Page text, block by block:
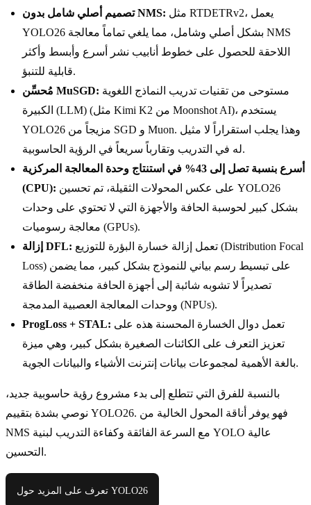
تصميم أصلي شامل بدون NMS:
YOLO26 بشكل أصلي وشامل، مما يلغي تماماً معالجة NMS
اللاحقة للحصول على خطوط أنابيب نشر أسرع وأبسط وأكثر
قابلية للتنبؤ.
مُحسِّن MuSGD:
الكبيرة (LLM) (مثل Kimi K2 من Moonshot AI)، يستخدم
YOLO26 مزيجاً من SGD و Muon. وهذا يجلب استقراراً لا مثيل
له في التدريب وتقارباً سريعاً في الرؤية الحاسوبية.
أسرع بنسبة تصل إلى 43% في استنتاج وحدة المعالجة المركزية
(CPU):
بشكل كبير لحوسبة الحافة والأجهزة التي لا تحتوي على وحدات
معالجة رسوميات (GPUs).
إزالة DFL:
Loss) على تبسيط رسم بياني للنموذج بشكل كبير، مما يضمن
تصديراً لا تشوبه شائبة إلى أجهزة الحافة منخفضة الطاقة
ووحدات المعالجة العصبية المدمجة (NPUs).
ProgLoss + STAL:
تعزيز التعرف على الكائنات الصغيرة بشكل كبير، وهي ميزة
بالغة الأهمية لمجموعات بيانات إنترنت الأشياء والبيانات الجوية.
بالنسبة للفرق التي تتطلع إلى بدء مشروع رؤية حاسوبية جديد،
نوصي بشدة بتقييم YOLO26. فهو يوفر أناقة المحول الخالية من
NMS مع السرعة الفائقة وكفاءة التدريب لبنية YOLO عالية
التحسين.
تعرف على المزيد حول YOLO26